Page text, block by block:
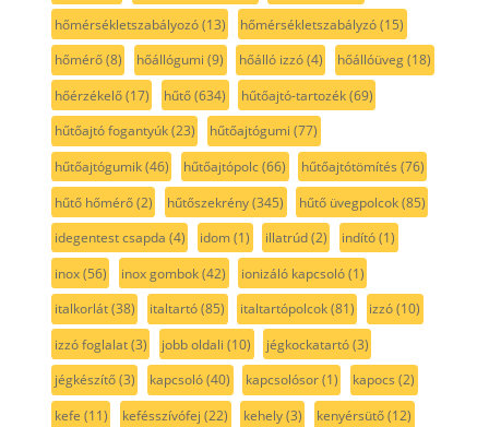
hőmérsékletszabályozó(13) hőmérsékletszabályzó(15)
hőmérő(8) hőállógumi (9) hőálló izzó(4) hőállóüveg(18)
hőérzékelő(17) hűtő(634) hűtőajtó-tartozék(69)
hűtőajtó fogantyúk(23) hűtőajtógumi (77)
hűtőajtógumik(46) hűtőajtópolc(66) hűtőajtótömítés (76)
hűtő hőmérő(2) hűtőszekrény(345) hűtő üvegpolcok(85)
idegentest csapda (4) idom(1) illatrúd(2) indító(1)
inox(56) inox gombok(42) ionizáló kapcsoló(1)
italkorlát(38) italtartó(85) italtartópolcok(81) izzó(10)
izzó foglalat(3) jobb oldali (10) jégkockatartó(3)
jégkészítő(3) kapcsoló(40) kapcsolósor(1) kapocs (2)
kefe (11) kefésszívófej (22) kehely(3) kenyérsütő(12)